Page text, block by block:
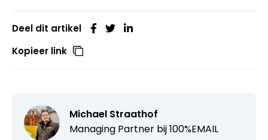
Deel dit artikel
Kopieer link
Michael Straathof
Managing Partner bij100%EMAIL